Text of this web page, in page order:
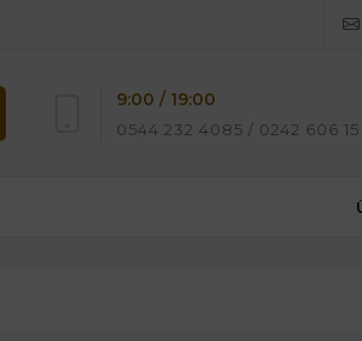
9:00 / 19:00
0544 232 4085 / 0242 606 15